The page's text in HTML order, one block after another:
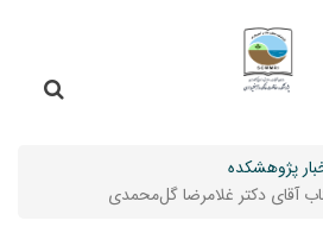
پژوهشکده
آقای دکتر غلامرضا گل‌محمدی